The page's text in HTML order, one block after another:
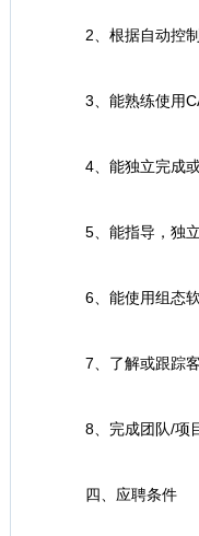
2、根据自动控制
3、能熟练使用
4、能独立完成或
5、能指导，独立
6、能使用组态软
7、了解或跟踪客
8、完成团队/项目
四、应聘条件